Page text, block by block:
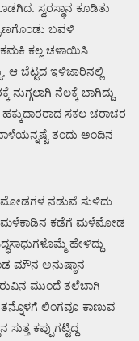
ಸ್ವರಸ್ಥಾನ ಕೂಡಿತು
ಬವಳಿ
ಕಲ್ಲ ಚಳಾಯಿಸಿ
ಬೆಟ್ಟದ ಇಳಿಜಾರಿನಲ್ಲಿ
ನೆಲಕ್ಕೆ ಬಾಗಿದ್ದು
ಸಕಲ ಚರಾಚರ
ತಂದು ಅಂದಿನ
ನಡುವೆ ಸುಳಿದು
ಮಳೆಕಾಡಿನ ಕಡೆಗೆ ಮಳೆಮೋಡ
ಹೇಳಿದ್ದು
ಮೌನ ಅನುಷ್ಠಾನ
ಮುಂದೆ ತಲೆಬಾಗಿ
ಲಿಂಗವೂ ಕಾಣುವ
ಕಪ್ಪುಗಟ್ಟಿದ್ದ